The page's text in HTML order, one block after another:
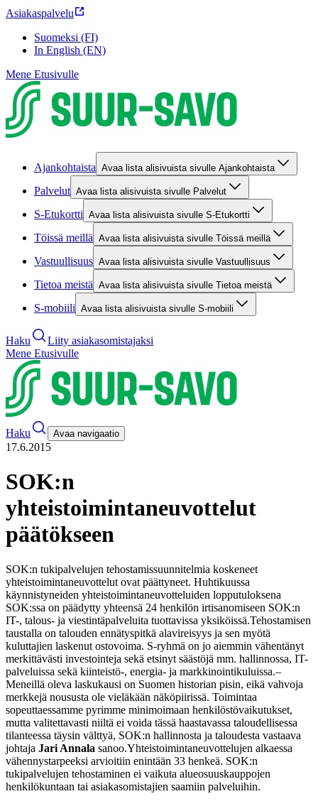
Asiakaspalvelu
Suomeksi (FI)
In English (EN)
Mene Etusivulle
Ajankohtaista Avaa lista alisivuista sivulle Ajankohtaista
Palvelut Avaa lista alisivuista sivulle Palvelut
S-Etukortti Avaa lista alisivuista sivulle S-Etukortti
Töissä meillä Avaa lista alisivuista sivulle Töissä meillä
Vastuullisuus Avaa lista alisivuista sivulle Vastuullisuus
Tietoa meistä Avaa lista alisivuista sivulle Tietoa meistä
S-mobiili Avaa lista alisivuista sivulle S-mobiili
Haku
Liity asiakasomistajaksi
Mene Etusivulle
Haku Avaa navigaatio
17.6.2015
SOK:n
yhteistoimintaneuvottelut
päätökseen
SOK:n tukipalvelujen tehostamissuunnitelmia koskeneet
yhteistoimintaneuvottelut ovat päättyneet. Huhtikuussa
käynnistyneiden yhteistoimintaneuvotteluiden lopputuloksena
SOK:ssa on päädytty yhteensä 24 henkilön irtisanomiseen SOK:n
IT-, talous- ja viestintäpalveluita tuottavissa yksiköissä.Tehostamisen
taustalla on talouden ennätyspitkä alavireisyys ja sen myötä
kuluttajien laskenut ostovoima. S-ryhmä on jo aiemmin vähentänyt
merkittävästi investointeja sekä etsinyt säästöjä mm. hallinnossa, IT-
palveluissa sekä kiinteistö-, energia- ja markkinointikuluissa.–
Meneillä oleva laskukausi on Suomen historian pisin, eikä vahvoja
merkkejä noususta ole vieläkään näköpiirissä. Toimintaa
sopeuttaessamme pyrimme minimoimaan henkilöstövaikutukset,
mutta valitettavasti niiltä ei voida tässä haastavassa taloudellisessa
tilanteessa täysin välttyä, SOK:n hallinnosta ja taloudesta vastaava
johtaja Jari Annala sanoo.Yhteistoimintaneuvottelujen alkaessa
vähennystarpeeksi arvioitiin enintään 33 henkeä. SOK:n
tukipalvelujen tehostaminen ei vaikuta alueosuuskauppojen
henkilökuntaan tai asiakasomistajien saamiin palveluihin.